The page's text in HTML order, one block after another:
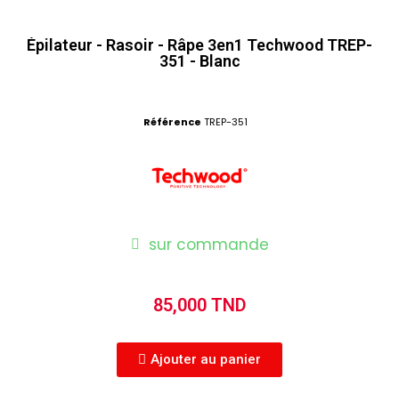
Épilateur - Rasoir - Râpe 3en1 Techwood TREP-
351 - Blanc
Référence TREP-351
sur commande
85,000 TND
Ajouter au panier